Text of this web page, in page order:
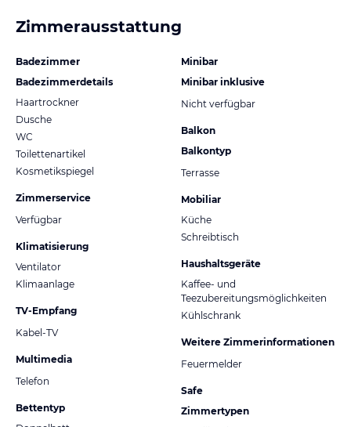
Zimmerausstattung
Badezimmer
Badezimmerdetails
Haartrockner
Dusche
WC
Toilettenartikel
Kosmetikspiegel
Zimmerservice
Verfügbar
Klimatisierung
Ventilator
Klimaanlage
TV-Empfang
Kabel-TV
Multimedia
Telefon
Bettentyp
Minibar
Minibar inklusive
Nicht verfügbar
Balkon
Balkontyp
Terrasse
Mobiliar
Küche
Schreibtisch
Haushaltsgeräte
Kaffee- und
Teezubereitungsmöglichkeiten
Kühlschrank
Weitere Zimmerinformationen
Feuermelder
Safe
Zimmertypen